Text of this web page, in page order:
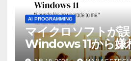
AI PROGRAMMING
マイクロソフトが
Windows 11から嫌
AI機能を削除した